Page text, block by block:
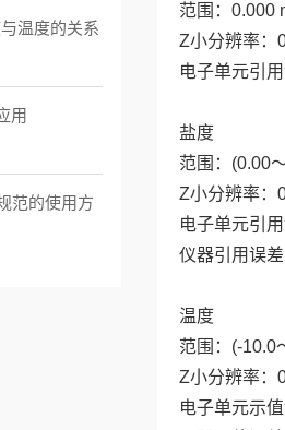
范围：0.000
Z小分辨率：
电子单元引
盐度
范围：(0.00
Z小分辨率：
电子单元引
仪器引用误
温度
范围：(-
Z小分辨率
电子单元示
温度的关系
用
范的使用方